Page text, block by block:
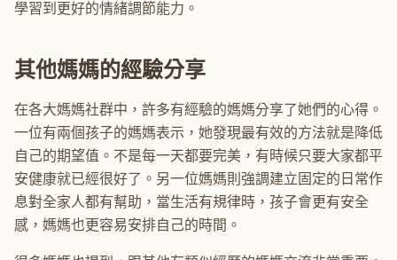
學習到更好的情緒調節能力。
其他媽媽的經驗分享
在各大媽媽社群中，許多有經驗的媽媽分享了她們的心得。
一位有兩個孩子的媽媽表示，她發現最有效的方法就是降低
自己的期望值。不是每一天都要完美，有時候只要大家都平
安健康就已經很好了。另一位媽媽則強調建立固定的日常作
息對全家人都有幫助，當生活有規律時，孩子會更有安全
感，媽媽也更容易安排自己的時間。